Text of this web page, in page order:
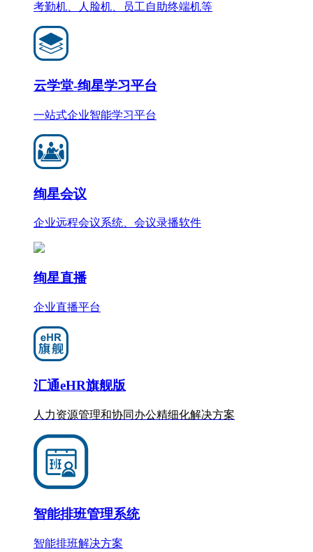
考勤机、人脸机、员工自助终端机等
云学堂-绚星学习平台
一站式企业智能学习平台
绚星会议
企业远程会议系统、会议录播软件
绚星直播
企业直播平台
汇通eHR旗舰版
人力资源管理和协同办公精细化解决方案
智能排班管理系统
智能排班解决方案